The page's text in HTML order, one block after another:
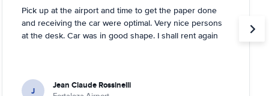
Pick up at the airport and time to get the paper done
and receiving the car were optimal. Very nice persons
at the desk. Car was in good shape. I shall rent again
J Jean Claude Rossinelli